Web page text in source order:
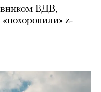
ВДВ,
z-